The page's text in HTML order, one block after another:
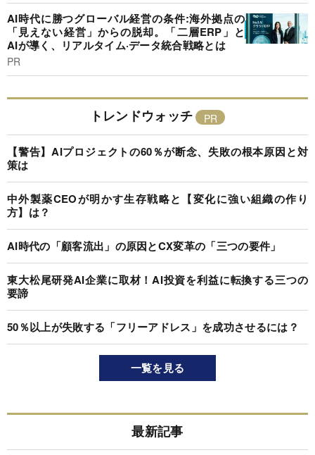
AI時代に勝つグローバル経営の条件:海外拠点の
「見えない経営」からの脱却。「二層ERP」と
AIが導く、リアルタイム·データ統合戦略とは
PR
トレンドウォッチ
【警告】AIプロジェクトの60％が断念、失敗の根本原因と対
策は
中外製薬CEOが明かす生存戦略と【変化に強い組織の作り
方】は？
AI時代の「顧客流出」の原因とCX変革の「三つの要件」
東大松尾研発AI企業に取材！AI投資を利益に転換する三つの
要諦
50％以上が失敗する「フリーアドレス」を成功させるには？
一覧を見る
最新記事